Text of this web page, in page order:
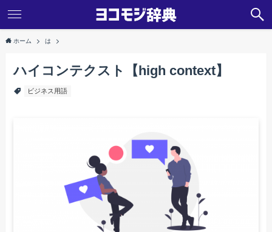
ホーム は
ハイコンテクスト【high context】
ビジネス用語